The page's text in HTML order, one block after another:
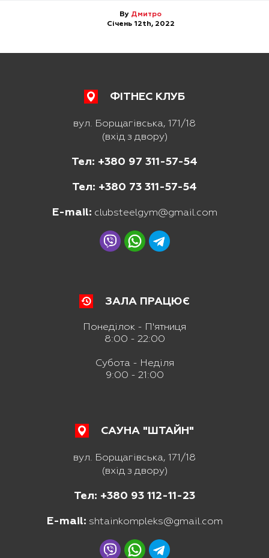
By Дмитро
Січень 12th, 2022
ФІТНЕС КЛУБ
вул. Борщагівська, 171/18
(вхід з двору)
Тел: +380 97 311-57-54
Тел: +380 73 311-57-54
E-mail: clubsteelgym@gmail.com
ЗАЛА ПРАЦЮЄ
Понеділок - П'ятниця
8:00 - 22:00
Субота - Неділя
9:00 - 21:00
САУНА "ШТАЙН"
вул. Борщагівська, 171/18
(вхід з двору)
Тел: +380 93 112-11-23
E-mail: shtainkompleks@gmail.com